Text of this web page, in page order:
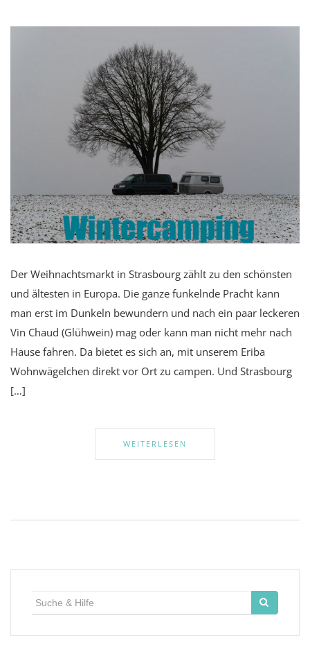
Der Weihnachtsmarkt in Strasbourg zählt zu den schönsten
und ältesten in Europa. Die ganze funkelnde Pracht kann
man erst im Dunkeln bewundern und nach ein paar leckeren
Vin Chaud (Glühwein) mag oder kann man nicht mehr nach
Hause fahren. Da bietet es sich an, mit unserem Eriba
Wohnwägelchen direkt vor Ort zu campen. Und Strasbourg
[…]
WEITERLESEN
für: